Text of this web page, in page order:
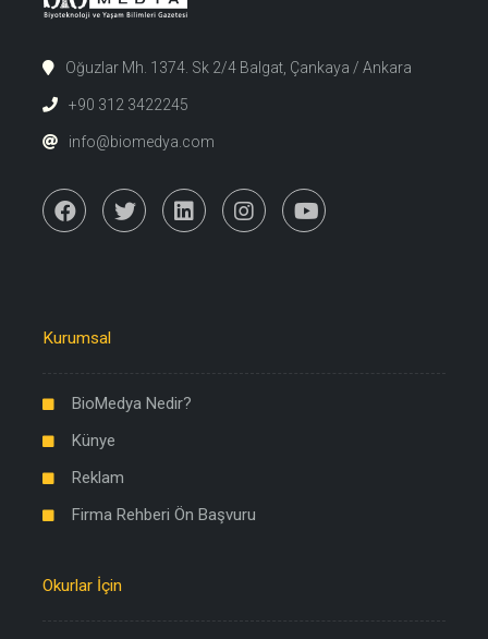
Oğuzlar Mh. 1374. Sk 2/4 Balgat, Çankaya / Ankara
+90 312 3422245
info@biomedya.com
Kurumsal
BioMedya Nedir?
Künye
Reklam
Firma Rehberi Ön Başvuru
Okurlar İçin